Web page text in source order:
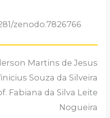
zenodo.7826766
Martins de Jesus
Souza da Silveira
Fabiana da Silva Leite
Nogueira